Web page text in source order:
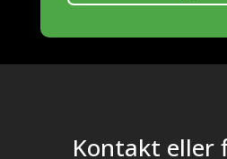
Kontakt eller